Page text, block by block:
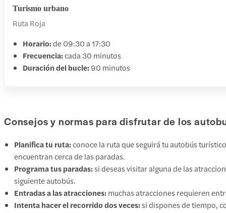
Turismo urbano
Ruta Roja
Horario:de 09:30 a 17:30
Frecuencia:cada 30 minutos
Duración del bucle: 90 minutos
Consejos y normas para disfrutar de los
Planifica tu ruta:conoce la ruta que seguirá tu autobús
encuentran cerca de las paradas.
Programa tus paradas:si deseas visitar alguna de las
siguiente autobús.
Entradas a las atracciones: muchas atracciones requieren
Intenta hacer el recorrido dos veces:si dispones de tiempo,